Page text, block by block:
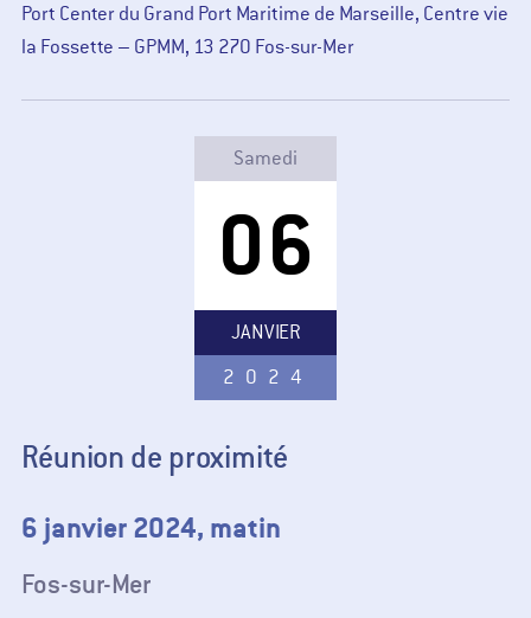
Port Center du Grand Port Maritime de Marseille, Centre vie
la Fossette – GPMM, 13 270 Fos-sur-Mer
Samedi
06
JANVIER
2024
Réunion de proximité
6 janvier 2024, matin
Fos-sur-Mer